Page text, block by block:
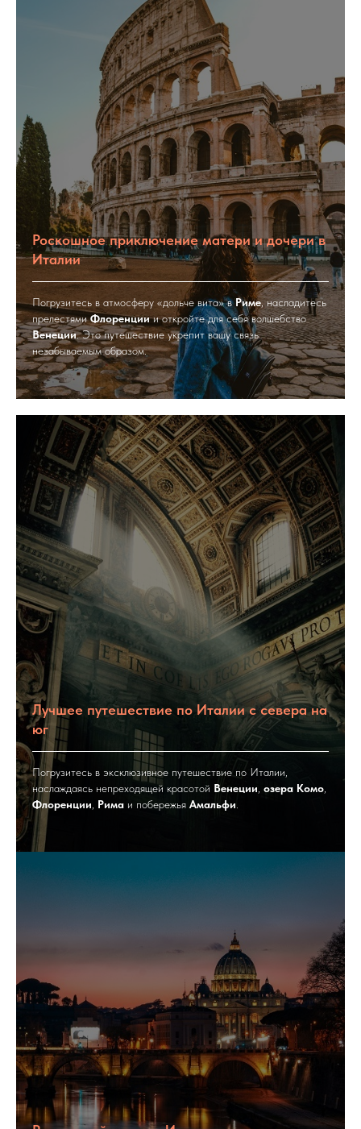
Роскошное приключение матери и дочери в
Италии
Погрузитесь в атмосферу «дольче вита» вРиме, насладитесь
прелестямиФлоренциии откройте для себя волшебство
Венеции. Это путешествие укрепит вашу связь
незабываемым образом.
Лучшее путешествие по Италии с севера на
юг
Погрузитесь в эксклюзивное путешествие по Италии,
наслаждаясь непреходящей красотой Венеции озера Комо
Флоренции Рима и побережья Амальфи